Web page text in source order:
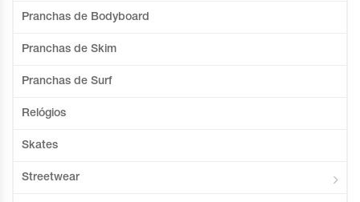
Pranchas de Bodyboard
Pranchas de Skim
Pranchas de Surf
Relógios
Skates
Streetwear